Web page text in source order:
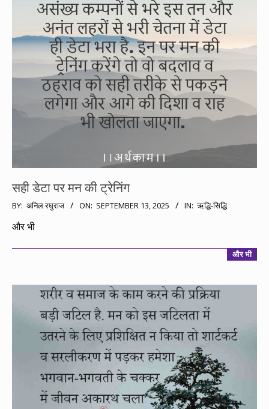
सही डेटा पर मन की ट्रेनिंग
2025-
09-
BY: अनिल रघुराज ON: SEPTEMBER 13, 2025 IN: ऋद्धि-सिद्धि
और भी
और भी